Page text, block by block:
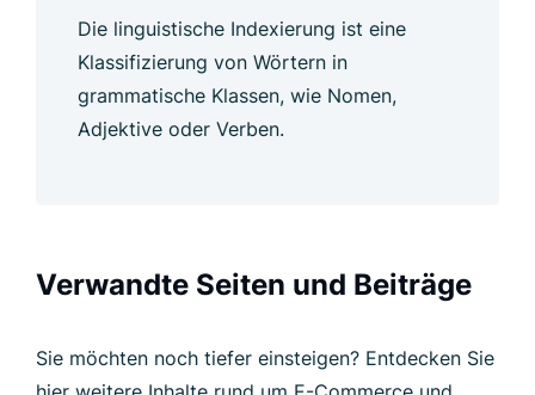
Die linguistische Indexierung ist eine
Klassifizierung von Wörtern in
grammatische Klassen, wie Nomen,
Adjektive oder Verben.
Verwandte Seiten und Beiträge
Sie möchten noch tiefer einsteigen? Entdecken Sie